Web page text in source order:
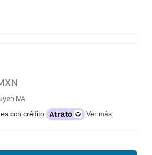
IVA
con crédito Ver más